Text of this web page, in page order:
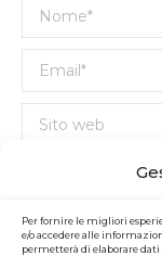
Per fornire le migliori
e/o accedere alle
permetterà di elaborare
Nome *
Email *
Sito web
prossima volta che